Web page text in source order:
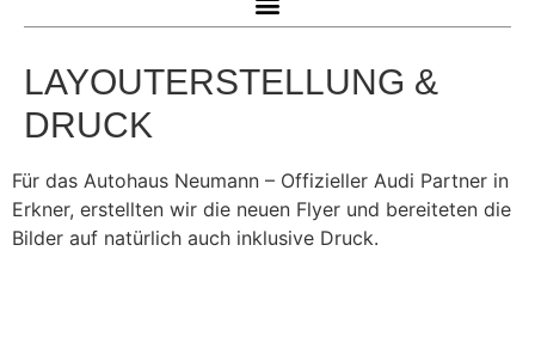
LAYOUTERSTELLUNG &
DRUCK
Für das Autohaus Neumann – Offizieller Audi Partner in
Erkner, erstellten wir die neuen Flyer und bereiteten die
Bilder auf natürlich auch inklusive Druck.